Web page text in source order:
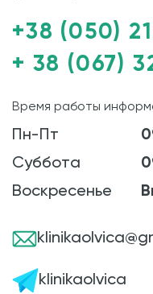
+38 (050)
+ 38 (067)
Время работы
Пн-Пт
Суббота
Воскресенье
klinikaolvica